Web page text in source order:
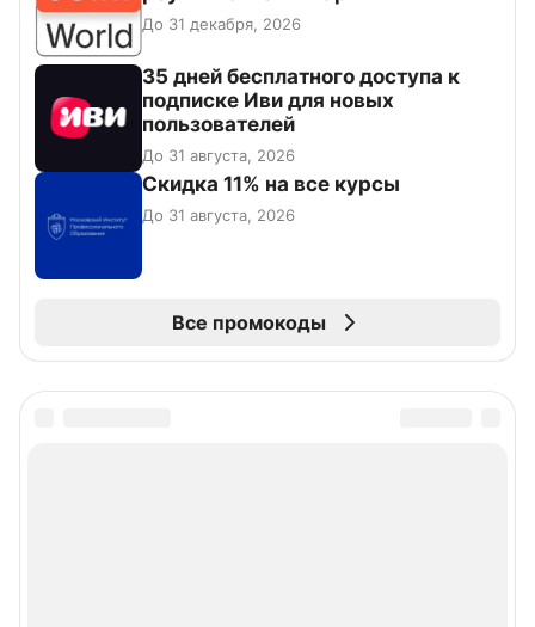
До 31 декабря, 2026
35 дней бесплатного доступа к
подписке Иви для новых
пользователей
До 31 августа, 2026
Скидка 11% на все курсы
До 31 августа, 2026
Все промокоды